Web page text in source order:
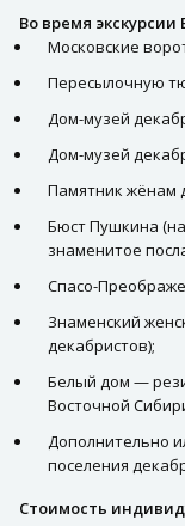
Во время
Московские
Пересылочную
Дом-музей
Дом-музей
Памятник жёнам
Бюст Пушкина
знаменитое
Спасо-
Знаменский
декабристов);
Белый дом —
Восточной
Дополнительно
поселения
Стоимость